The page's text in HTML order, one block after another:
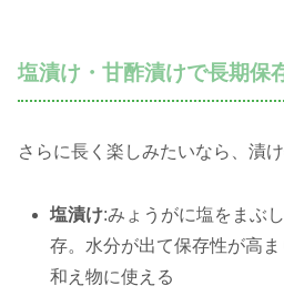
塩漬け・甘酢漬けで長期保
さらに長く楽しみたいなら、漬
塩漬け:みょうがに塩をまぶ
存。水分が出て保存性が高
和え物に使える